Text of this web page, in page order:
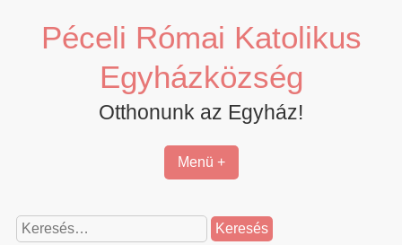
contentPéceli Római Katolikus
Egyházközség
Otthonunk az Egyház!
Menü +
Keresés: